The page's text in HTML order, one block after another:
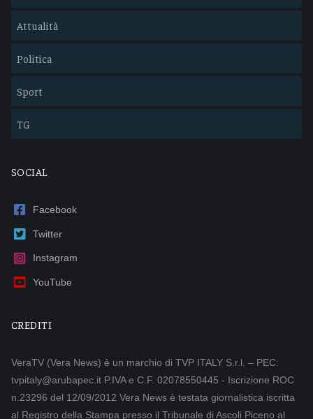
Attualità
Politica
Sport
TG
SOCIAL
Facebook
Twitter
Instagram
YouTube
CREDITI
VeraTV (Vera News) è un marchio di TVP ITALY S.r.l. – PEC:
tvpitaly@arubapec.it P.IVA e C.F. 02078550445 - Iscrizione ROC
n.23296 del 12/09/2012 Vera News è testata giornalistica iscritta
al Registro della Stampa presso il Tribunale di Ascoli Piceno al